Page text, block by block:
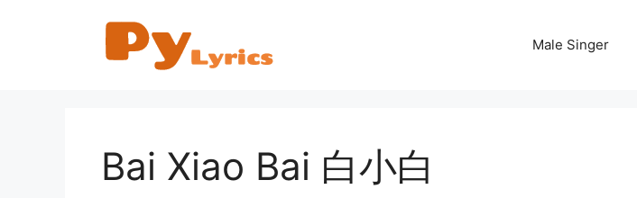
Male Singer
Bai Xiao Bai 白小白